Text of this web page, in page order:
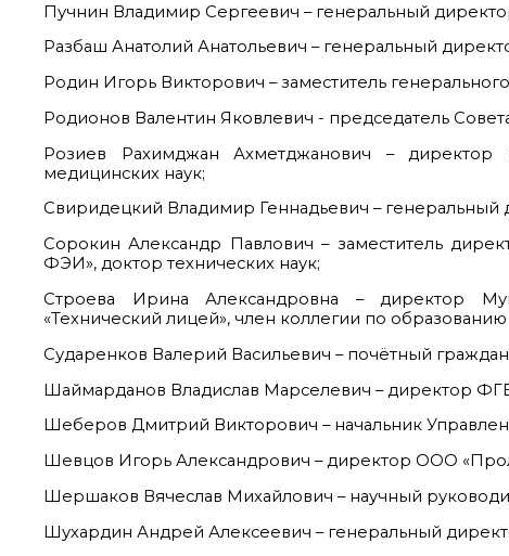
Пучнин Владимир Сергеевич – генеральный
Разбаш Анатолий Анатольевич – генеральный
Родин Игорь Викторович – заместитель
Родионов Валентин Яковлевич - председатель
Розиев Рахимджан Ахметджанович – директор
медицинских наук;
Свиридецкий Владимир Геннадьевич – генеральный
Сорокин Александр Павлович – заместитель
ФЭИ», доктор технических наук;
Строева Ирина Александровна – директор
«Технический лицей», член коллегии по
Сударенков Валерий Васильевич – почётный
Шаймарданов Владислав Марселевич – директор
Шеберов Дмитрий Викторович – начальник
Шевцов Игорь Александрович – директор ООО
Шершаков Вячеслав Михайлович – научный
Шухардин Андрей Алексеевич – генеральный